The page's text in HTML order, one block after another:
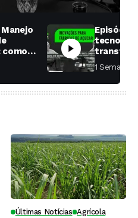
como
das
Episódio
fábricas
1 Semana ⁮
Últimas Notícias Agrícola